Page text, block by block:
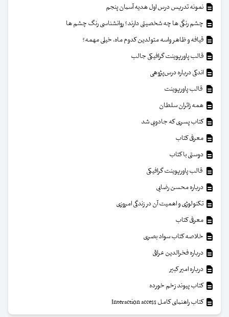
نمونه تدریس درس اول هدیه آسمان پنجم
چشم رنگی ها چه شخصیتی دارند؟ روانشناسی رنگ چشم ها
قیافه و ظاهر واسه متولدین کدوم ماه، خیلی مهمه؟
قالب پاورپوینت گرافیکی جالب
اندکی درباره درس‌پژوهی
قالب پاورپوینت
همه زائران سلطان
کتاب پسری که جادویی شد
معرفی کتاب
دوستی با کتاب
قالب پاورپوینت گرافیکی
درباره محسن رضایی
تکنولوژی و اهمیت آن در زندگی امروزی
معرفی کتاب
خلاصه کتاب سواد بصری
درباره فخرالدین عراقی
درباره امیر کبیر
کتاب پیوند زخم خورده
کتاب راهنمای کامل Interaction access